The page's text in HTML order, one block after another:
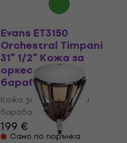
Evans ET3150
Orchestral Timpani
31" 1/2" Кожа за
оркестрови
барабани
Кожа за оркестрови
барабани
199 €
Само по поръчка